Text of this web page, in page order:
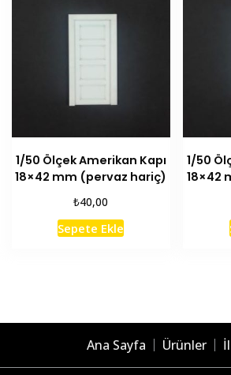
1/50 Ölçek Amerikan Kapı
18×42 mm (pervaz hariç)
₺40,00
Sepete Ekle
1/50
18×42
Ana Sayfa Ürünler